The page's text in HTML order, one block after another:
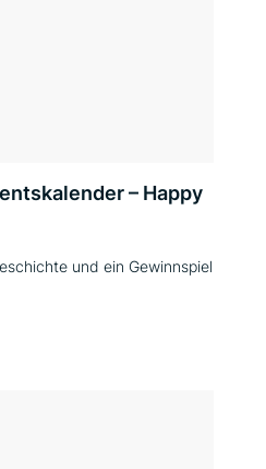
– Happy
und ein Gewinnspiel